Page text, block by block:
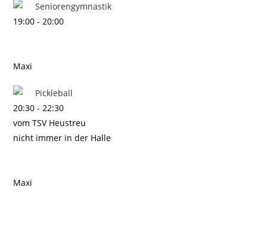
Seniorengymnastik
19:00 -20:00
Maxi
Pickleball
20:30 -22:30
vom TSV Heustreu
nicht immer in der Halle
Maxi